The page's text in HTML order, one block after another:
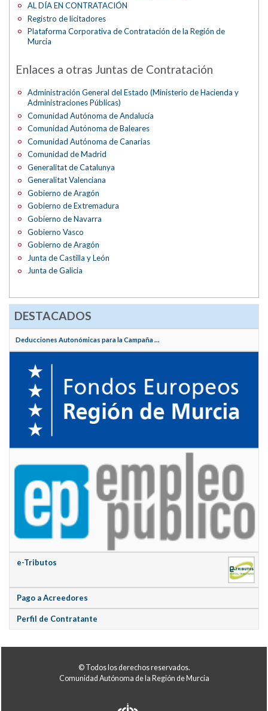
AL DÍA EN CONTRATACIÓN
Registro de licitadores
Plataforma Corporativa de Contratación de la Región de
Murcia
Enlaces a otras Juntas de Contratación
Administración General del Estado (Ministerio de Hacienda y
Administraciones Públicas)
Comunidad Autónoma de Andalucía
Comunidad Autónoma de Baleares
Comunidad Autónoma de Canarias
Comunidad de Madrid
Generalitat de Catalunya
Generalitat Valenciana
Gobierno de Aragón
Gobierno de Extremadura
Gobierno de Navarra
Gobierno Vasco
Gobierno de Aragón
Junta de Castilla y León
Junta de Galicia
DESTACADOS
Deducciones Autonómicas para la Campaña ...
e-Tributos
Pago a Acreedores
Perfil de Contratante
© Todos los derechos reservados.
Comunidad Autónoma de la Región de Murcia